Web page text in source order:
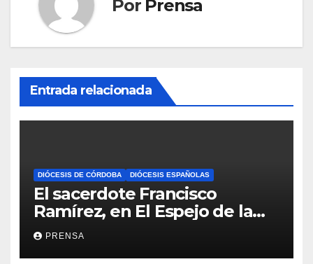
Por Prensa
Entrada relacionada
DIÓCESIS DE CÓRDOBA DIÓCESIS ESPAÑOLAS
El sacerdote Francisco
Ramírez, en El Espejo de la
Iglesia
PRENSA